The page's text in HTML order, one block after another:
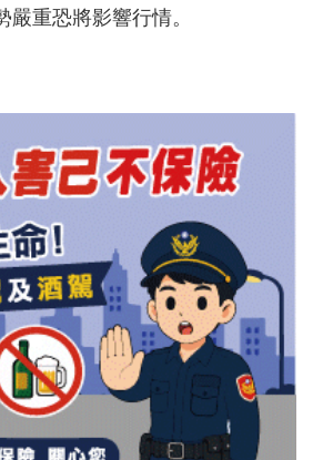
重恐將影響行情。